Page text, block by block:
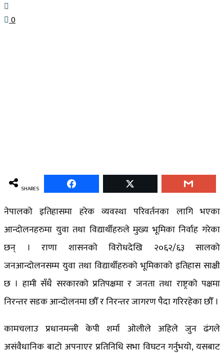
0
SHARES
नेपालको इतिहासमा हरेक व्यवस्था परिवर्तनका लागि भएका
आन्दोलनहरुमा युवा तथा विद्यार्थीहरुले मुख्य भूमिका निर्वाह गरेका
छन् । राणा शासनको विरोधदेखि २०६२/६३ सालको
जनआन्दोलनसम्म युवा तथा विद्यार्थीहरुको भूमिकाको इतिहास साक्षी
छ । हामी सँधै सरकारको प्रतिपक्षमा र जनता तथा राष्ट्रको पक्षमा
निरन्तर सडक आन्दोलनमा छौँ र निरन्तर जागरण पैदा गरिरहेका छौँ ।
कामचलाउ प्रधानमन्त्री केपी शर्मा ओलीले अहिले जुन ढंगले
असंवैधानिक बाटो अपनाएर प्रतिनिधि सभा विघटन गर्नुभयो, यसबाट